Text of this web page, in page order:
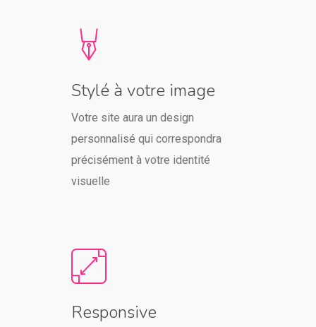
Stylé à votre image
Votre site aura un design
personnalisé qui correspondra
précisément à votre identité
visuelle
Responsive